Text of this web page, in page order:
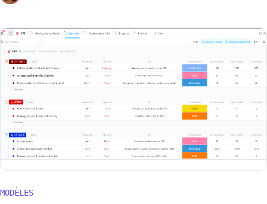
MODÈLES